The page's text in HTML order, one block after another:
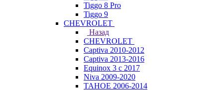
Tiggo 8 Pro
Tiggo 9
CHEVROLET
Назад
CHEVROLET
Captiva 2010-2012
Captiva 2013-2016
Equinox 3 с 2017
Niva 2009-2020
TAHOE 2006-2014